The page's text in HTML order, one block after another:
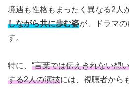
境遇も性格もまったく異なる2人が
しながら共に歩む姿が、ドラマの
す。
特に、 “言葉では伝えきれない想
する2人の演技には、視聴者から